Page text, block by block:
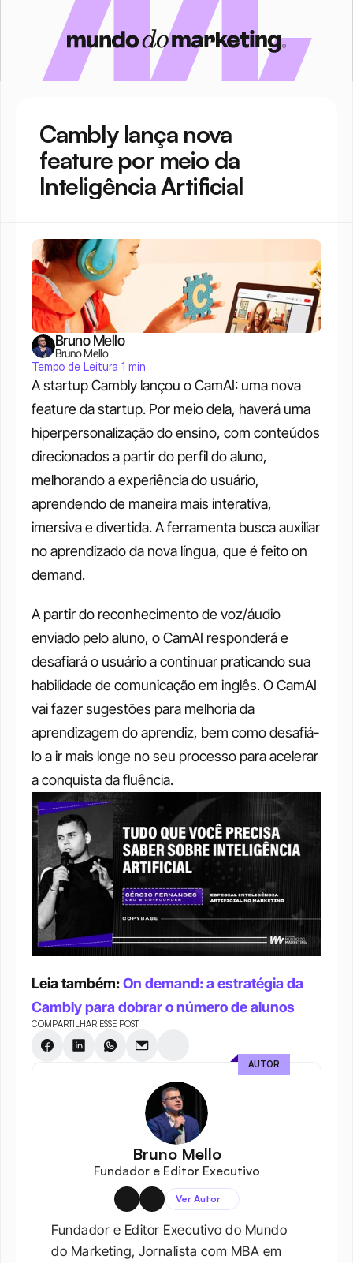
Cambly lança nova
feature por meio da
Inteligência Artificial
A startup Cambly lançou o CamAI: uma nova
feature da startup. Por meio dela, haverá uma
hiperpersonalização do ensino, com conteúdos
direcionados a partir do perfil do aluno,
melhorando a experiência do usuário,
aprendendo de maneira mais interativa,
imersiva e divertida. A ferramenta busca auxiliar
no aprendizado da nova língua, que é feito on
demand.
A partir do reconhecimento de voz/áudio
enviado pelo aluno, o CamAI responderá e
desafiará o usuário a continuar praticando sua
habilidade de comunicação em inglês. O CamAI
vai fazer sugestões para melhoria da
aprendizagem do aprendiz, bem como desafiá-
lo a ir mais longe no seu processo para acelerar
a conquista da fluência.
Leia também: On demand: a estratégia da
Cambly para dobrar o número de alunos
COMPARTILHAR ESSE POST
Bruno Mello
Fundador e Editor Executivo
Ver Autor
Fundador e Editor Executivo do Mundo
do Marketing, Jornalista com MBA em
AUTOR
Bruno Mello
Bruno Mello
Tempo de Leitura 1 min